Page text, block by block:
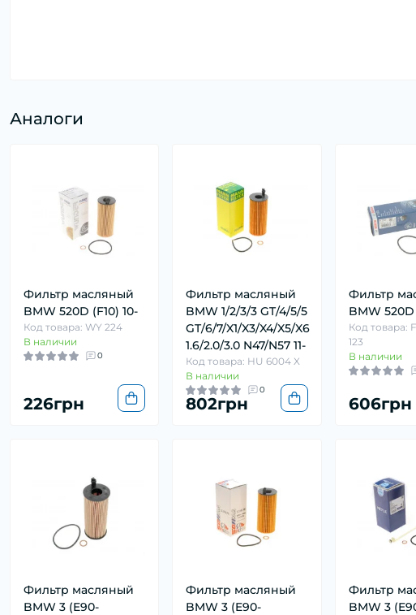
Аналоги
Фильтр масляный
BMW 520D (F10) 10-
Код товара: WY 224
В наличии
0
226грн
Фильтр масляный
BMW 1/2/3/3 GT/4/5/5
GT/6/7/X1/X3/X4/X5/X6
1.6/2.0/3.0 N47/N57 11-
Код товара: HU 6004 X
В наличии
0
802грн
Фильтр
BMW 520D
Код товара:
123
В наличии
606грн
Фильтр масляный
BMW 3 (E90-
Фильтр масляный
BMW 3 (E90-
Фильтр
BMW 3